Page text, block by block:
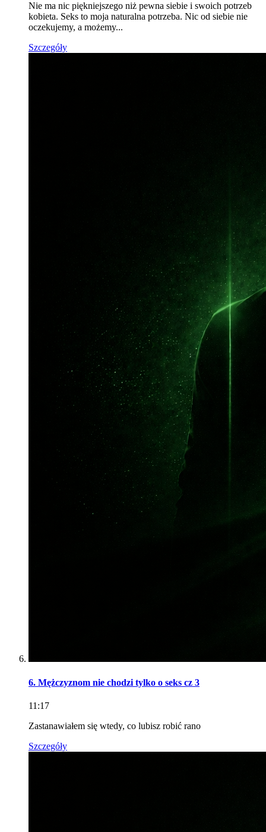
Nie ma nic piękniejszego niż pewna siebie i swoich potrzeb
kobieta. Seks to moja naturalna potrzeba. Nic od siebie nie
oczekujemy, a możemy...
Szczegóły
6. Mężczyznom nie chodzi tylko o seks cz 3
11:17
Zastanawiałem się wtedy, co lubisz robić rano
Szczegóły